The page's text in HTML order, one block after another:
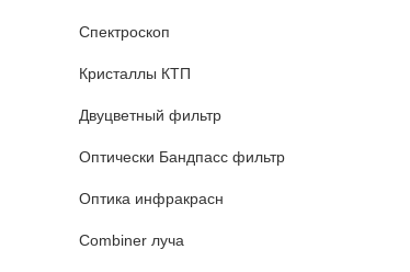
Спектроскоп
Кристаллы КТП
Двуцветный фильтр
Оптически Бандпасс фильтр
Оптика инфракрасн
Combiner луча